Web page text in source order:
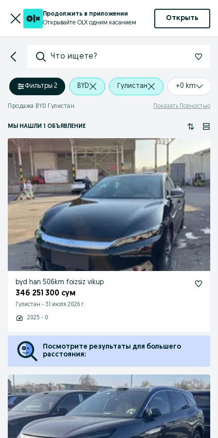
Продолжить в приложении
Открывайте OLX одним касанием
Открыть
Что ищете?
Фильтры·2 BYD Гулистан +0 km
Продажа BYD Гулистан Показать Полностью
МЫ НАШЛИ 1 ОБЪЯВЛЕНИЕ
byd han 506km foizsiz vikup
346 251 300 сум
Гулистан - 31 июля 2026 г.
2025 - 0
Посмотрите результаты для большего
расстояния: